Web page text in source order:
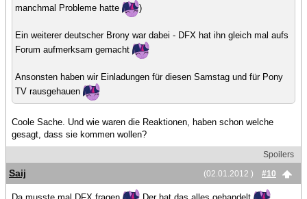
manchmal Probleme hatte
)
Ein weiterer deutscher Brony war dabei - DFX hat ihn gleich mal aufs
Forum aufmerksam gemacht
Ansonsten haben wir Einladungen für diesen Samstag und für Pony
TV rausgehauen
Coole Sache. Und wie waren die Reaktionen, haben schon welche
gesagt, dass sie kommen wollen?
Spoilers
(02.01.2012 )
#10
Saij